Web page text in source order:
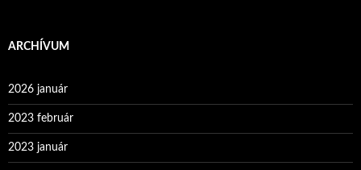
ARCHÍVUM
2026 január
2023 február
2023 január